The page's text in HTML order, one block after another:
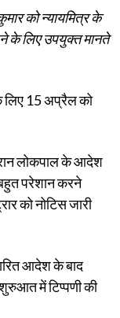
को न्यायमित्र के
के लिए उपयुक्त मानते
लिए 15 अप्रैल को
लोकपाल के आदेश
परेशान करने
को नोटिस जारी
आदेश के बाद
शुरुआत में टिप्पणी की